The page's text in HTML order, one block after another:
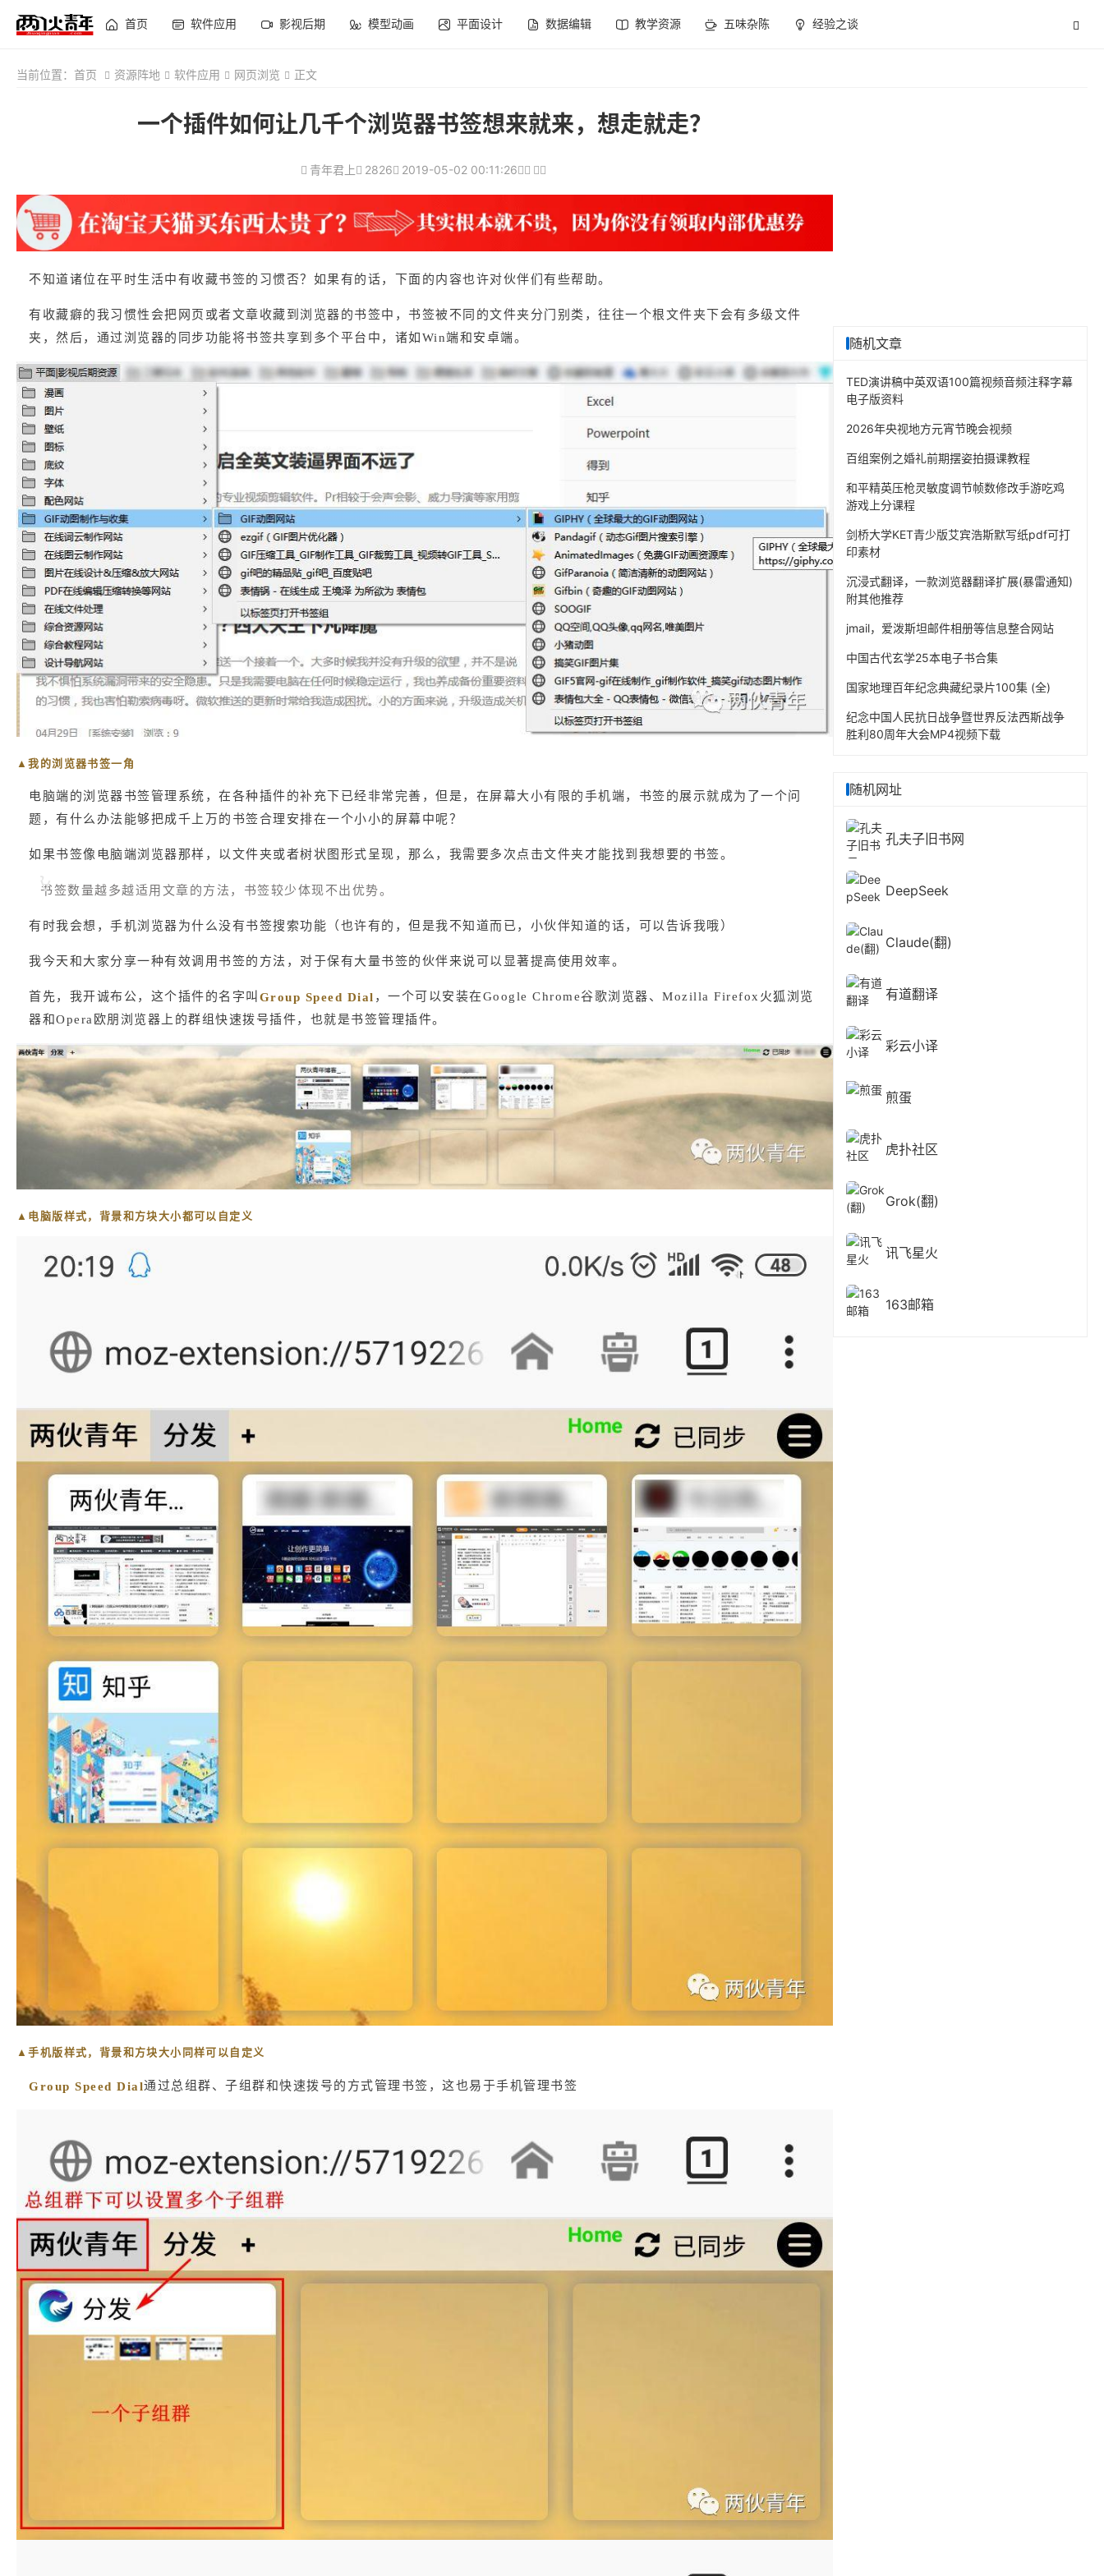
首页 软件应用 影视后期 模型动画 平面设计 数据编辑 教学资源 五味杂陈 经验之谈
当前位置： 首页 资源阵地 软件应用 网页浏览 正文
一个插件如何让几千个浏览器书签想来就来，想走就走？
青年君上 2826 2019-05-02 00:11:26
不知道诸位在平时生活中有收藏书签的习惯否？如果有的话，下面的内容也许对伙伴们有些帮助。
有收藏癖的我习惯性会把网页或者文章收藏到浏览器的书签中，书签被不同的文件夹分门别类，往往一个根文件夹下会有多级文件
夹，然后，通过浏览器的同步功能将书签共享到多个平台中，诸如Win端和安卓端。
▲我的浏览器书签一角
电脑端的浏览器书签管理系统，在各种插件的补充下已经非常完善，但是，在屏幕大小有限的手机端，书签的展示就成为了一个问
题，有什么办法能够把成千上万的书签合理安排在一个小小的屏幕中呢？
如果书签像电脑端浏览器那样，以文件夹或者树状图形式呈现，那么，我需要多次点击文件夹才能找到我想要的书签。
书签数量越多越适用文章的方法，书签较少体现不出优势。
有时我会想，手机浏览器为什么没有书签搜索功能（也许有的，但是我不知道而已，小伙伴知道的话，可以告诉我哦）
我今天和大家分享一种有效调用书签的方法，对于保有大量书签的伙伴来说可以显著提高使用效率。
首先，我开诚布公，这个插件的名字叫 Group Speed Dial ，一个可以安装在Google Chrome谷歌浏览器、Mozilla Firefox火狐浏览
器和Opera欧朋浏览器上的群组快速拨号插件，也就是书签管理插件。
▲电脑版样式，背景和方块大小都可以自定义
▲手机版样式，背景和方块大小同样可以自定义
Group Speed Dial通过总组群、子组群和快速拨号的方式管理书签，这也易于手机管理书签
随机文章
TED演讲稿中英双语100篇视频音频注释字幕
电子版资料
2026年央视地方元宵节晚会视频
百组案例之婚礼前期摆姿拍摄课教程
和平精英压枪灵敏度调节帧数修改手游吃鸡
游戏上分课程
剑桥大学KET青少版艾宾浩斯默写纸pdf可打
印素材
沉浸式翻译，一款浏览器翻译扩展(暴雷通知)
附其他推荐
jmail，爱泼斯坦邮件相册等信息整合网站
中国古代玄学25本电子书合集
国家地理百年纪念典藏纪录片100集 (全)
纪念中国人民抗日战争暨世界反法西斯战争
胜利80周年大会MP4视频下载
随机网址
孔夫子旧书网
DeepSeek
Claude(翻)
有道翻译
彩云小译
煎蛋
虎扑社区
Grok(翻)
讯飞星火
163邮箱